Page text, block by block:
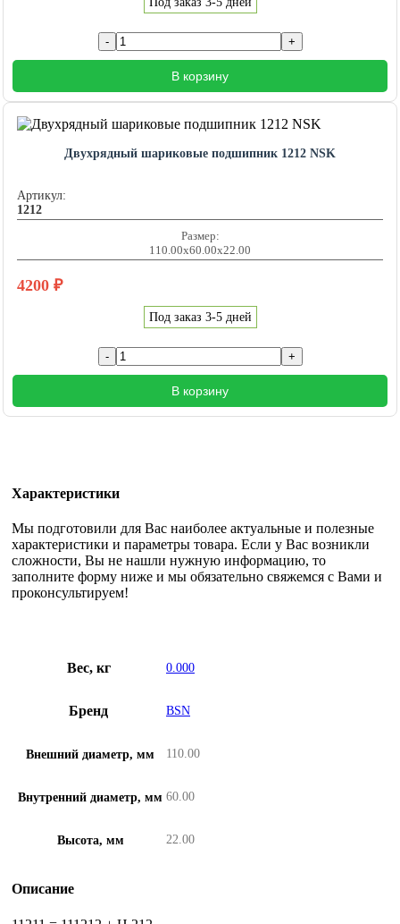
В корзину
Двухрядный шариковые подшипник 1212 NSK
Артикул:
1212
Размер:
110.00x60.00x22.00
4200 ₽
Под заказ 3-5 дней
В корзину
Характеристики
Мы подготовили для Вас наиболее актуальные и полезные
характеристики и параметры товара. Если у Вас возникли
сложности, Вы не нашли нужную информацию, то
заполните форму ниже и мы обязательно свяжемся с Вами и
проконсультируем!
Вес, кг 0.000
Бренд BSN
Внешний диаметр, мм 110.00
Внутренний диаметр, мм 60.00
Высота, мм 22.00
Описание